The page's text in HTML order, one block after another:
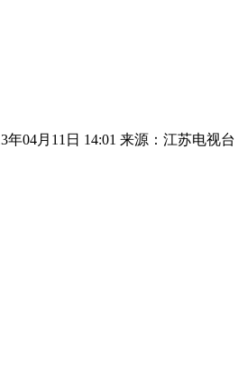
年04月11日 14:01 来源：江苏电视台